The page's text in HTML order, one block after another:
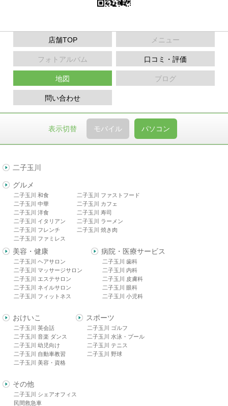
店舗TOP メニュー
フォトアルバム 口コミ・評価
地図 ブログ
問い合わせ
表示切替 モバイル パソコン
二子玉川
グルメ
二子玉川 和食
二子玉川 中華
二子玉川 洋食
二子玉川 イタリアン
二子玉川 フレンチ
二子玉川 ファミレス
二子玉川 ファストフード
二子玉川 カフェ
二子玉川 寿司
二子玉川 ラーメン
二子玉川 焼き肉
美容・健康
二子玉川 ヘアサロン
二子玉川 マッサージサロン
二子玉川 エステサロン
二子玉川 ネイルサロン
二子玉川 フィットネス
病院・医療サービス
二子玉川 歯科
二子玉川 内科
二子玉川 皮膚科
二子玉川 眼科
二子玉川 小児科
おけいこ
二子玉川 英会話
二子玉川 音楽 ダンス
二子玉川 幼児向け
二子玉川 自動車教習
二子玉川 美容・資格
スポーツ
二子玉川 ゴルフ
二子玉川 水泳・プール
二子玉川 テニス
二子玉川 野球
その他
二子玉川 シェアオフィス
民間救急車